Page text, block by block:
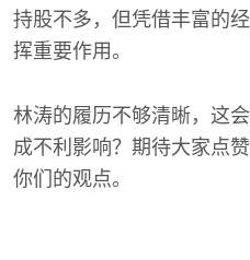
持股不多，但凭借丰富的
挥重要作用。
林涛的履历不够清晰，这
成不利影响？期待大家点
你们的观点。